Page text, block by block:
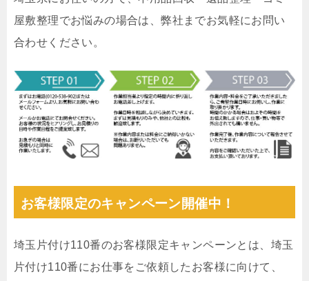
屋敷整理でお悩みの場合は、弊社までお気軽にお問い
合わせください。
お客様限定のキャンペーン開催中！
埼玉片付け110番のお客様限定キャンペーンとは、埼玉
片付け110番にお仕事をご依頼したお客様に向けて、